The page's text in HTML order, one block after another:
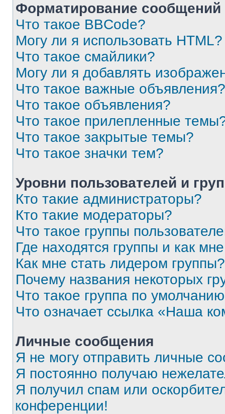
Форматирование
Что такое BBCode?
Могу ли я использовать HTML?
Что такое смайлики?
Могу ли я добавлять
Что такое важные объявления?
Что такое объявления?
Что такое прилепленные
Что такое закрытые темы?
Что такое значки тем?
Уровни пользователей и
Кто такие администраторы?
Кто такие модераторы?
Что такое группы
Где находятся группы и как
Как мне стать лидером группы?
Почему названия некоторых
Что такое группа по
Что означает ссылка «Наша
Личные сообщения
Я не могу отправить личные
Я постоянно получаю
Я получил спам или
конференции!